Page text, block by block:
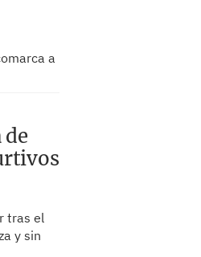
a
tras el
y sin